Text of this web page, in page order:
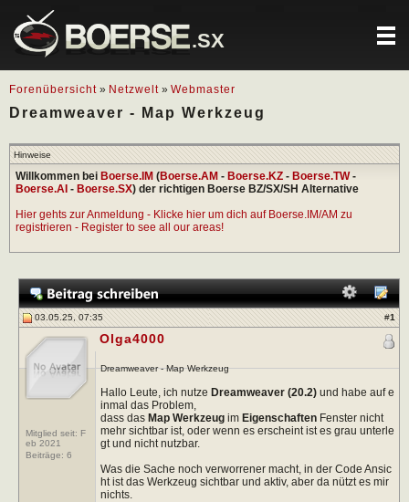
.SX
Forenübersicht » Netzwelt » Webmaster
Dreamweaver - Map Werkzeug
Hinweise
Willkommen bei Boerse.IM (Boerse.AM - Boerse.KZ - Boerse.TW-
Boerse.AI - Boerse.SX) der richtigen Boerse BZ/SX/SH Alternative
Hier gehts zur Anmeldung - Klicke hier um dich auf Boerse.IM/AM zu
registrieren - Register to see all our areas!
03.05.25, 07:35 #1
Mitglied seit: F
eb 2021
Beiträge: 6
Olga4000
Dreamweaver - Map Werkzeug
Hallo Leute, ich nutze Dreamweaver (20.2)und habe auf e
inmal das Problem,
dass das Map Werkzeugim EigenschaftenFenster nicht
mehr sichtbar ist, oder wenn es erscheint ist es grau unterle
gt und nicht nutzbar.
Was die Sache noch verworrener macht, in der Code Ansic
ht ist das Werkzeug sichtbar und aktiv, aber da nützt es mir
nichts.